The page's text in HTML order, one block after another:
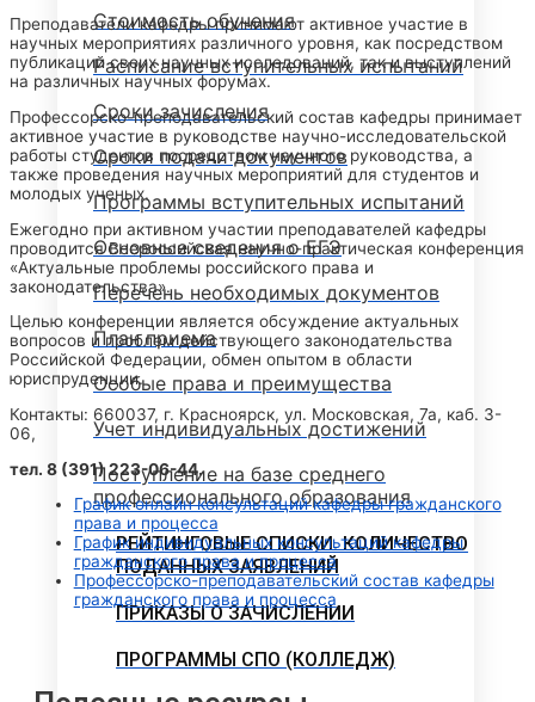
Стоимость обучения
Расписание вступительных испытаний
Сроки зачисления
Сроки подачи документов
Программы вступительных испытаний
Основные сведения о ЕГЭ
Перечень необходимых документов
План приема
Особые права и преимущества
Учет индивидуальных достижений
Поступление на базе среднего
профессионального образования
РЕЙТИНГОВЫЕ СПИСКИ. КОЛИЧЕСТВО
ПОДАННЫХ ЗАЯВЛЕНИЙ
ПРИКАЗЫ О ЗАЧИСЛЕНИИ
ПРОГРАММЫ СПО (КОЛЛЕДЖ)
Преподаватели кафедры принимают активное участие в
научных мероприятиях различного уровня, как посредством
публикаций своих научных исследований, так и выступлений
на различных научных форумах.
Профессорско-преподавательский состав кафедры принимает
активное участие в руководстве научно-исследовательской
работы студентов посредством научного руководства, а
также проведения научных мероприятий для студентов и
молодых ученых.
Ежегодно при активном участии преподавателей кафедры
проводится Всероссийская научно-практическая конференция
«Актуальные проблемы российского права и
законодательства».
Целью конференции является обсуждение актуальных
вопросов и проблем действующего законодательства
Российской Федерации, обмен опытом в области
юриспруденции.
Контакты: 660037, г. Красноярск, ул. Московская, 7а, каб. 3-
06,
тел. 8 (391) 223-06-44.
График онлайн консультаций кафедры гражданского
права и процесса
График индивидуальных консультаций кафедры
гражданского права и процесса
Профессорско-преподавательский состав кафедры
гражданского права и процесса